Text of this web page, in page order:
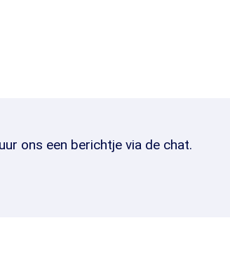
ons een berichtje via de chat.